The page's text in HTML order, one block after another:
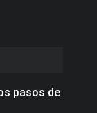
pasos de